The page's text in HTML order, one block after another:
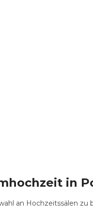
in
an Hochzeitssälen zu